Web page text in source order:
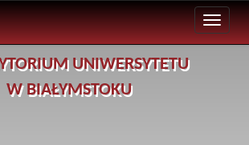
UNIWERSYTETU
W BIAŁYMSTOKU